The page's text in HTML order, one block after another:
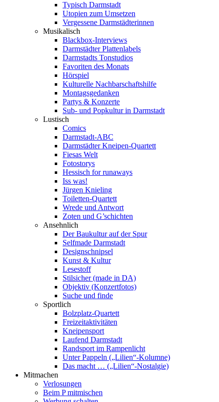
Typisch Darmstadt
Utopien zum Umsetzen
Vergessene Darmstädterinnen
Musikalisch
Blackbox-Interviews
Darmstädter Plattenlabels
Darmstadts Tonstudios
Favoriten des Monats
Hörspiel
Kulturelle Nachbarschaftshilfe
Montagsgedanken
Partys & Konzerte
Sub- und Popkultur in Darmstadt
Lustisch
Comics
Darmstadt-ABC
Darmstädter Kneipen-Quartett
Fiesas Welt
Fotostorys
Hessisch for runaways
Iss was!
Jürgen Knieling
Toiletten-Quartett
Wrede und Antwort
Zoten und G’schichten
Ansehnlich
Der Baukultur auf der Spur
Selfmade Darmstadt
Designschnipsel
Kunst & Kultur
Lesestoff
Stilsicher (made in DA)
Objektiv (Konzertfotos)
Suche und finde
Sportlich
Bolzplatz-Quartett
Freizeitaktivitäten
Kneipensport
Laufend Darmstadt
Randsport im Rampenlicht
Unter Pappeln („Lilien“-Kolumne)
Das macht … („Lilien“-Nostalgie)
Mitmachen
Verlosungen
Beim P mitmischen